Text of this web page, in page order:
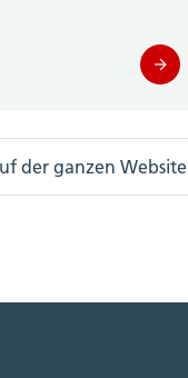
der ganzen Website